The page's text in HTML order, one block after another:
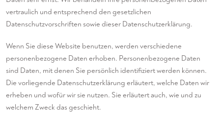
vertraulich und entsprechend den gesetzlichen
Datenschutzvorschriften sowie dieser Datenschutzerklärung.
Wenn Sie diese Website benutzen, werden verschiedene
personenbezogene Daten erhoben. Personenbezogene Daten
sind Daten, mit denen Sie persönlich identifiziert werden können.
Die vorliegende Datenschutzerklärung erläutert, welche Daten wir
erheben und wofür wir sie nutzen. Sie erläutert auch, wie und zu
welchem Zweck das geschieht.